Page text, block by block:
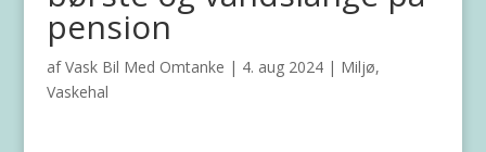
pension
afVask Bil Med Omtanke | 4. aug 2024| Miljø,
Vaskehal